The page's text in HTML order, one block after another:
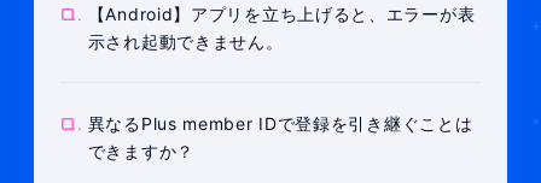
Q.
【Android】アプリを立ち上げると、エラーが表
示され起動できません。
Q. 異なるPlus member IDで登録を引き継ぐことは
できますか？